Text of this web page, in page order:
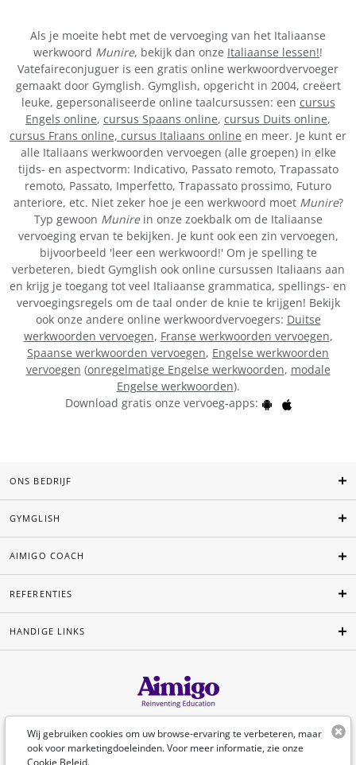
Als je moeite hebt met de vervoeging van het Italiaanse
werkwoord Munire, bekijk dan onze Italiaanse lessen!!
Vatefaireconjuguer is een gratis online werkwoordvervoeger
gemaakt door Gymglish. Gymglish, opgericht in 2004, creëert
leuke, gepersonaliseerde online taalcursussen: een cursus
Engels online, cursus Spaans online, cursus Duits online,
cursus Frans online, cursus Italiaans online en meer. Je kunt er
alle Italiaans werkwoorden vervoegen (alle groepen) in elke
tijds- en aspectvorm: Indicativo, Passato remoto, Trapassato
remoto, Passato, Imperfetto, Trapassato prossimo, Futuro
anteriore, etc. Niet zeker hoe je een werkwoord moet Munire?
Typ gewoon Munirein onze zoekbalk om de Italiaanse
vervoeging ervan te bekijken. Je kunt ook een zin vervoegen,
bijvoorbeeld 'leer een werkwoord!' Om je spelling te
verbeteren, biedt Gymglish ook online cursussen Italiaans aan
en krijg je toegang tot veel Italiaanse grammatica, spellings- en
vervoegingsregels om de taal onder de knie te krijgen! Bekijk
ook onze andere online werkwoordvervoegers: Duitse
werkwoorden vervoegen, Franse werkwoorden vervoegen,
Spaanse werkwoorden vervoegen, Engelse werkwoorden
vervoegen (onregelmatige Engelse werkwoorden, modale
Engelse werkwoorden).
Download gratis onze vervoeg-apps:
Wij gebruiken cookies om uw browse-ervaring te verbeteren, maar
ook voor marketingdoeleinden. Voor meer informatie, zie onze
Cookie Beleid.
ONS BEDRIJF
GYMGLISH
AIMIGO COACH
REFERENTIES
HANDIGE LINKS
Nederlands